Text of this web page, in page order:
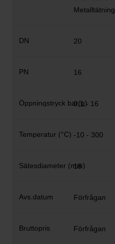
Metalltätning
20
16
0,1 - 16
-10 - 300
18
Förfrågan
Förfrågan